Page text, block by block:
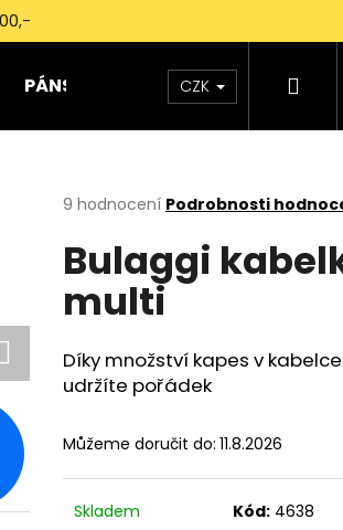
PÁNSKÉ TAŠKY VŮNĚ
CZK
Průměrné
produktu
je
hvězdiček.
9 hodnocení Podrobnosti
Bulaggi
multi
Díky množství kapes v
udržíte pořádek
Můžeme doručit do: 11.8.2026
Skladem Kód: 4638